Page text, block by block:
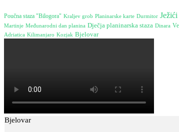
Poučna staza "Bilogora" Kraljev grob Planinarske karte Durmitor Ježići
Martinje Međunarodni dan planina Dječja planinarska staza Dinara
Adriatica Kilimanjaro Kozjak Bjelovar
Bjelovar